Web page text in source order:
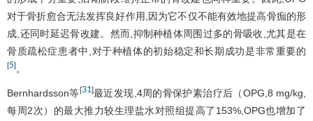
对于骨折愈合无法发挥良好作用,因为它不仅不能有效地提高骨痂的形
成,还同时延迟骨改建。然而,抑制种植体周围过多的骨吸收,尤其是在
骨质疏松症患者中,对于种植体的初始稳定和长期成功是非常重要的
[5] 。
Bernhardsson等[31]最近发现,4周的骨保护素治疗后（OPG,8 mg/kg,
每周2次）的最大推力较生理盐水对照组提高了153%,OPG也增加了